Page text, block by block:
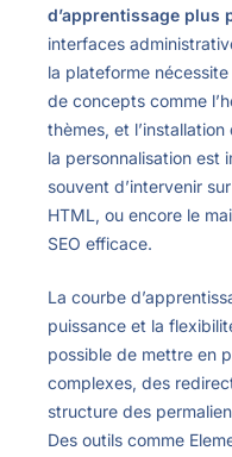
d’apprentissage plus
interfaces
la plateforme
de concepts comme
thèmes, et
la personnalisation est
souvent d’intervenir
HTML, ou encore le
SEO efficace.
La courbe
puissance et la
possible de mettre en
complexes, des
structure des
Des outils comme